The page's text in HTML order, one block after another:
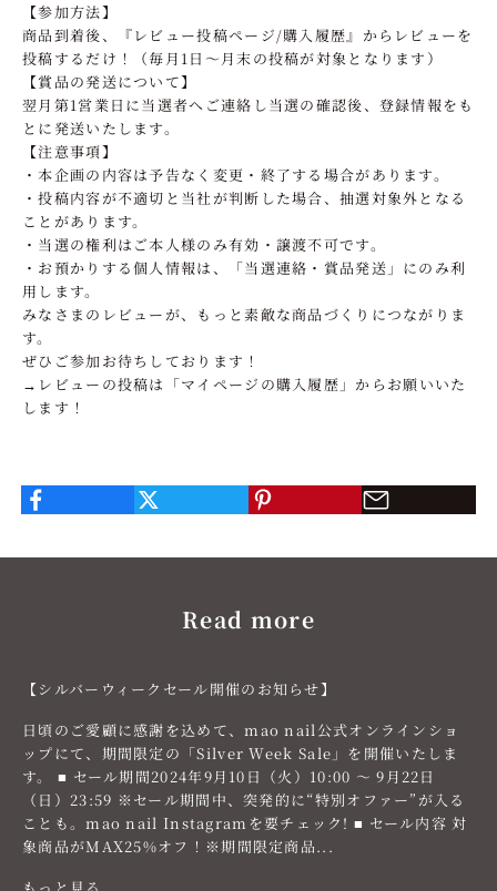
【参加方法】
商品到着後、『レビュー投稿ページ/購入履歴』からレビューを
投稿するだけ！（毎月1日〜月末の投稿が対象となります）
【賞品の発送について】
翌月第1営業日に当選者へご連絡し当選の確認後、登録情報をも
とに発送いたします。
【注意事項】
・本企画の内容は予告なく変更・終了する場合があります。
・投稿内容が不適切と当社が判断した場合、抽選対象外となる
ことがあります。
・当選の権利はご本人様のみ有効・譲渡不可です。
・お預かりする個人情報は、「当選連絡・賞品発送」にのみ利
用します。
みなさまのレビューが、もっと素敵な商品づくりにつながりま
す。
ぜひご参加お待ちしております！
→ レビューの投稿は「マイページの購入履歴 」からお願いいた
します！
Read more
【シルバーウィークセール開催のお知らせ】
日頃のご愛顧に感謝を込めて、mao nail公式オンラインショ
ップにて、期間限定の「Silver Week Sale」を開催いたしま
す。 ■ セール期間2024年9月10日（火）10:00 ～ 9月22日
（日）23:59 ※セール期間中、突発的に“特別オファー”が入る
ことも。mao nail Instagramを要チェック! ■ セール内容 対
象商品がMAX25%オフ！※期間限定商品...